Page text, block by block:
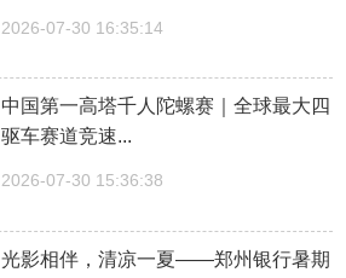
2026-07-30 16:35:14
中国第一高塔千人陀螺赛｜全球最大四
驱车赛道竞速...
2026-07-30 15:36:38
光影相伴，清凉一夏——郑州银行暑期